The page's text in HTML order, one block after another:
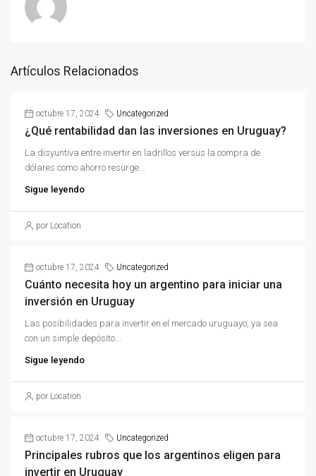
Artículos Relacionados
octubre 17, 2024 Uncategorized
¿Qué rentabilidad dan las inversiones en Uruguay?
La disyuntiva entre invertir en ladrillos versus la compra de
dólares como ahorro resurge...
Sigue leyendo
por Location
octubre 17, 2024 Uncategorized
Cuánto necesita hoy un argentino para iniciar una
inversión en Uruguay
Las posibilidades para invertir en el mercado uruguayo, ya sea
con un simple depósito...
Sigue leyendo
por Location
octubre 17, 2024 Uncategorized
Principales rubros que los argentinos eligen para
invertir en Uruguay